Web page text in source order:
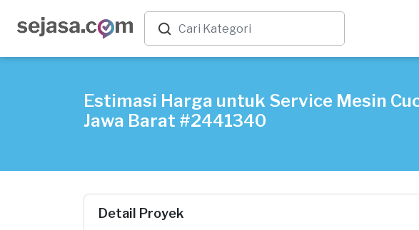
Estimasi Harga untuk Service Mesin
Jawa Barat #2441340
Detail Proyek